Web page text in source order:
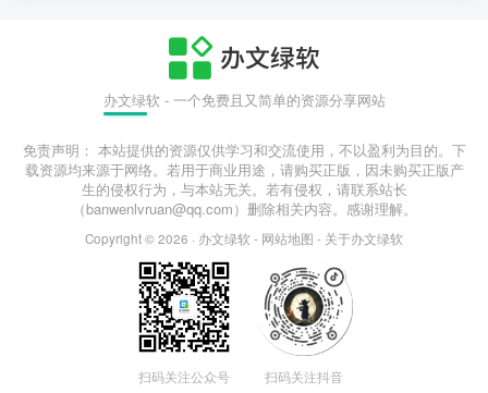
办文绿软 - 一个免费且又简单的资源分享网站
免责声明： 本站提供的资源仅供学习和交流使用，不以盈利为目的。下
载资源均来源于网络。若用于商业用途，请购买正版，因未购买正版产
生的侵权行为，与本站无关。若有侵权，请联系站长
（banwenlvruan@qq.com）删除相关内容。感谢理解。
Copyright © 2026 · 办文绿软 - 网站地图 - 关于办文绿软
扫码关注公众号 扫码关注抖音